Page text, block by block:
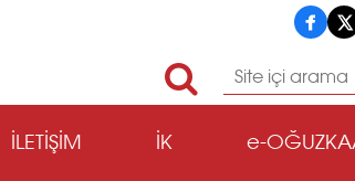
İLETİŞİM İK e-